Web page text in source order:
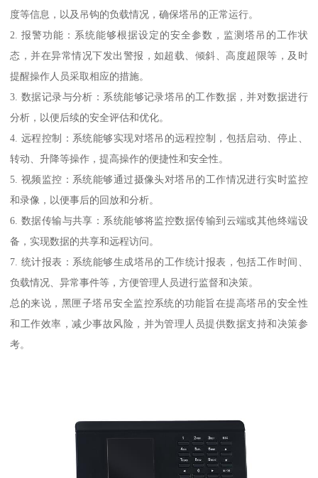
度等信息，以及吊钩的负载情况，确保塔吊的正常运行。
2. 报警功能：系统能够根据设定的安全参数，监测塔吊的工作状
态，并在异常情况下发出警报，如超载、倾斜、高度超限等，及时
提醒操作人员采取相应的措施。
3. 数据记录与分析：系统能够记录塔吊的工作数据，并对数据进行
分析，以便后续的安全评估和优化。
4. 远程控制：系统能够实现对塔吊的远程控制，包括启动、停止、
转动、升降等操作，提高操作的便捷性和安全性。
5. 视频监控：系统能够通过摄像头对塔吊的工作情况进行实时监控
和录像，以便事后的回放和分析。
6. 数据传输与共享：系统能够将监控数据传输到云端或其他终端设
备，实现数据的共享和远程访问。
7. 统计报表：系统能够生成塔吊的工作统计报表，包括工作时间、
负载情况、异常事件等，方便管理人员进行监督和决策。
总的来说，黑匣子塔吊安全监控系统的功能旨在提高塔吊的安全性
和工作效率，减少事故风险，并为管理人员提供数据支持和决策参
考。